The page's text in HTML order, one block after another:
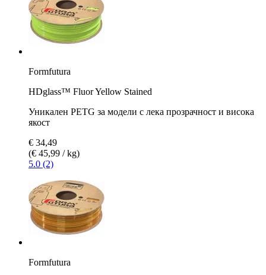
Formfutura
HDglass™ Fluor Yellow Stained
Уникален PETG за модели с лека прозрачност и висока
якост
€ 34,49
(€ 45,99 / kg)
5.0 (2)
Formfutura